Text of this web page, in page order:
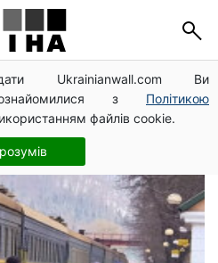
Ukrainianwall.com Ви
з Політикою
файлів cookie.